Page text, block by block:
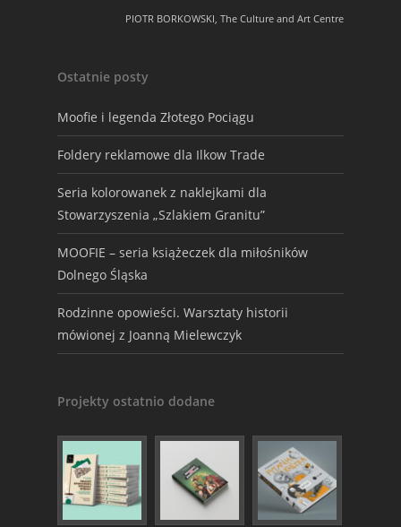
PIOTR BORKOWSKI, The Culture and Art Centre
Ostatnie posty
Moofie i legenda Złotego Pociągu
Foldery reklamowe dla Ilkow Trade
Seria kolorowanek z naklejkami dla
Stowarzyszenia „Szlakiem Granitu”
MOOFIE – seria książeczek dla miłośników
Dolnego Śląska
Rodzinne opowieści. Warsztaty historii
mówionej z Joanną Mielewczyk
Projekty ostatnio dodane